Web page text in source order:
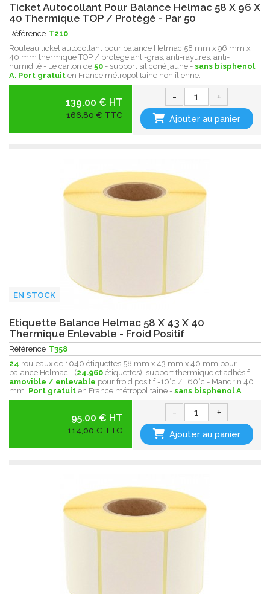
Ticket Autocollant Pour Balance Helmac 58 X 96 X
40 Thermique TOP / Protégé - Par 50
Référence T210
Rouleau ticket autocollant pour balance Helmac 58 mm x 96 mm x
40 mm thermique TOP / protégé anti-gras, anti-rayures, anti-
humidité - Le carton de 50 - support siliconé jaune - sans bisphenol
A. Port gratuit en France métropolitaine non îlienne.
139.00 € HT
166,80 € TTC
- +
Ajouter au panier
EN STOCK
Etiquette Balance Helmac 58 X 43 X 40
Thermique Enlevable - Froid Positif
Référence T358
24 rouleaux de 1040 étiquettes 58 mm x 43 mm x 40 mm pour
balance Helmac - (24.960 étiquettes) support thermique et adhésif
amovible / enlevable pour froid positif -10°c / +60°c - Mandrin 40
mm. Port gratuit en France métropolitaine - sans bisphenol A
95.00 € HT
114,00 € TTC
- +
Ajouter au panier